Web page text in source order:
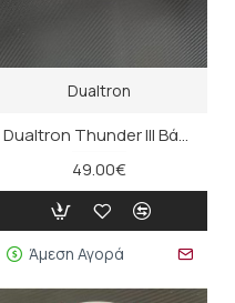
Dualtron
Dualtron Thunder III Βάση Στήριξης (φώτα)
49.00€
Άμεση Αγορά